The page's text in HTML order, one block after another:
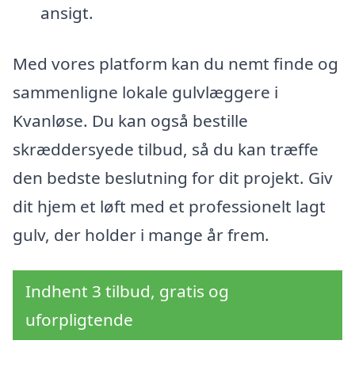
ansigt.
Med vores platform kan du nemt finde og
sammenligne lokale gulvlæggere i
Kvanløse. Du kan også bestille
skræddersyede tilbud, så du kan træffe
den bedste beslutning for dit projekt. Giv
dit hjem et løft med et professionelt lagt
gulv, der holder i mange år frem.
Indhent 3 tilbud, gratis og
uforpligtende